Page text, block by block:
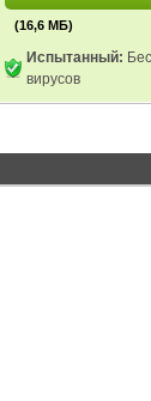
(16,6 МБ)
Испытанный:
вирусов